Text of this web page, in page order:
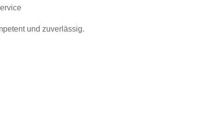
und zuverlässig.